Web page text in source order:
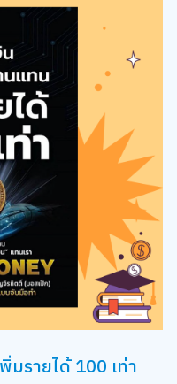
มรายได้ 100 เท่า